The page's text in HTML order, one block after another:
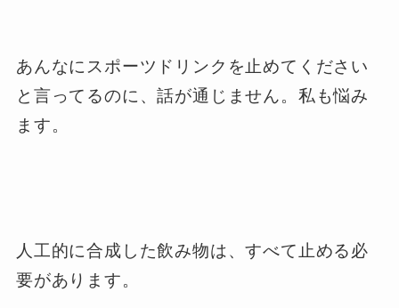
あんなにスポーツドリンクを止めてください
と言ってるのに、話が通じません。私も悩み
ます。
人工的に合成した飲み物は、すべて止める必
要があります。